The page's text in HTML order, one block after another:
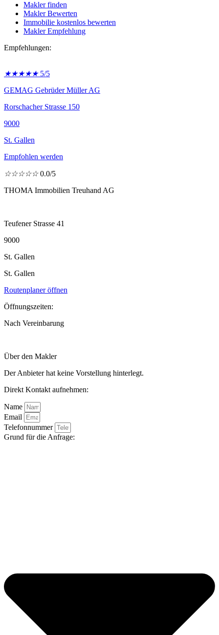
Makler finden
Makler Bewerten
Immobilie kostenlos bewerten
Makler Empfehlung
Empfehlungen:
★★★★★ 5/5
GEMAG Gebrüder Müller AG
Rorschacher Strasse 150
9000
St. Gallen
Empfohlen werden
☆☆☆☆☆ 0.0/5
THOMA Immobilien Treuhand AG
Teufener Strasse 41
9000
St. Gallen
St. Gallen
Routenplaner öffnen
Öffnungszeiten:
Nach Vereinbarung
Über den Makler
Der Anbieter hat keine Vorstellung hinterlegt.
Direkt Kontakt aufnehmen:
Name
Email
Telefonnummer
Grund für die Anfrage: